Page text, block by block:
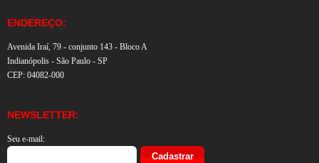
ENDEREÇO:
Avenida Iraí, 79 - conjunto 143 - Bloco A
Indianópolis - São Paulo - SP
CEP: 04082-000
NEWSLETTER:
Seu e-mail: